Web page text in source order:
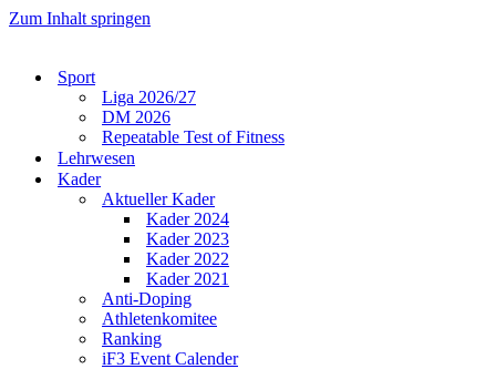
Zum Inhalt springen
Sport
Liga 2026/27
DM 2026
Repeatable Test of Fitness
Lehrwesen
Kader
Aktueller Kader
Kader 2024
Kader 2023
Kader 2022
Kader 2021
Anti-Doping
Athletenkomitee
Ranking
iF3 Event Calender